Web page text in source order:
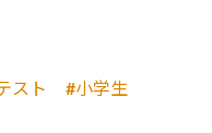
スト
小学生